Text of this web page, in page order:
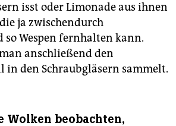
isst oder Limonade aus ihnen
ja zwischendurch
so Wespen fernhalten kann.
anschließend den
den Schraubgläsern sammelt.
Wolken beobachten,